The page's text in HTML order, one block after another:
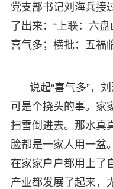
党支部书记刘海兵接
了出来：“上联：六
喜气多；横批：五福
说起“喜气多”，
可是个挠头的事。家
扫雪倒进去。那水真
脸都是一家人用一盆
在家家户户都用上了
产业都发展了起来，